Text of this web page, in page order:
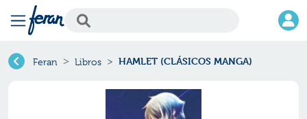
Feran Libros HAMLET (CLÁSICOS MANGA)